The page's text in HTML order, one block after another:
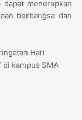
menerapkan
berbangsa dan
Hari
di kampus SMA